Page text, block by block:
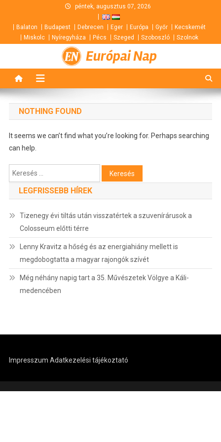
content
péntek, augusztus 07, 2026
Balaton Budapest Debrecen Eger Európa Győr
Kecskemét
Miskolc
Nyíregyháza Pécs Szeged Szoboszló Szolnok
Európai Nap
NOTHING FOUND
It seems we can’t find what you’re looking for. Perhaps searching
can help.
Keresés:
LEGFRISSEBB HÍREK
Tizenegy évi tiltás után visszatértek a szuvenírárusok a
Colosseum előtti térre
Lenny Kravitz a hőség és az energiahiány mellett is
megdobogtatta a magyar rajongók szívét
Még néhány napig tart a 35. Művészetek Völgye a Káli-
medencében
Impresszum Adatkezelési tájékoztató